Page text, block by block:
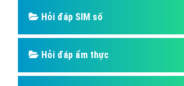
Hỏi đáp SIM số
Hỏi đáp ẩm thực